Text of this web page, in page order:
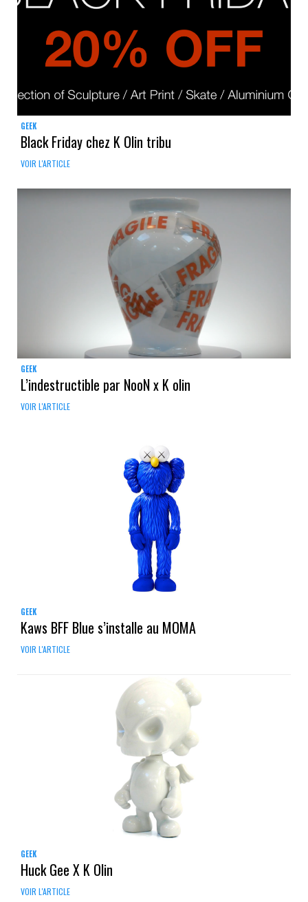
GEEK
Black Friday chez K Olin tribu
VOIR L'ARTICLE
GEEK
L’indestructible par NooN x K olin
VOIR L'ARTICLE
GEEK
Kaws BFF Blue s’installe au MOMA
VOIR L'ARTICLE
GEEK
Huck Gee X K Olin
VOIR L'ARTICLE